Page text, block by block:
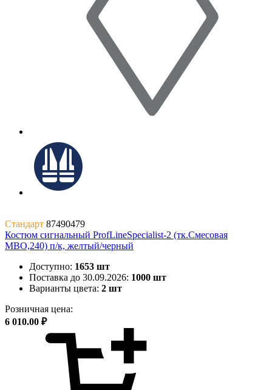
Стандарт 87490479
Костюм сигнальный ProfLineSpecialist-2 (тк.Смесовая
МВО,240) п/к, желтый/черный
Доступно: 1653 шт
Поставка до 30.09.2026: 1000 шт
Варианты цвета: 2 шт
Розничная цена:
6 010.00 ₽